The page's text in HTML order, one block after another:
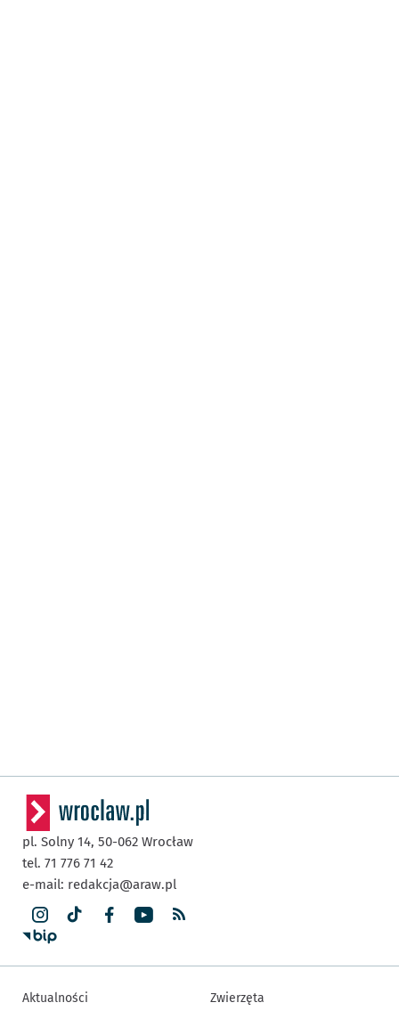
pl. Solny 14, 50-062 Wrocław
tel. 71 776 71 42
e-mail: redakcja@araw.pl
Aktualności Zwierzęta